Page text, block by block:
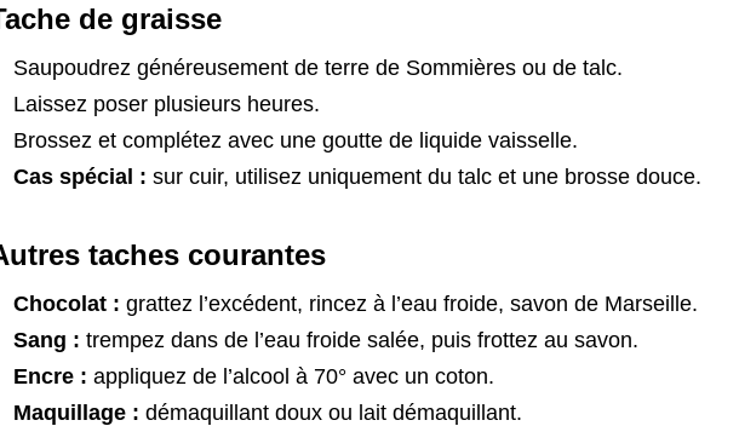
de graisse
Saupoudrez généreusement de terre de Sommières ou de talc.
Laissez poser plusieurs heures.
Brossez et complétez avec une goutte de liquide vaisselle.
Cas spécial : sur cuir, utilisez uniquement du talc et une brosse douce.
taches courantes
Chocolat : grattez l’excédent, rincez à l’eau froide, savon de Marseille.
Sang : trempez dans de l’eau froide salée, puis frottez au savon.
Encre : appliquez de l’alcool à 70° avec un coton.
Maquillage : démaquillant doux ou lait démaquillant.